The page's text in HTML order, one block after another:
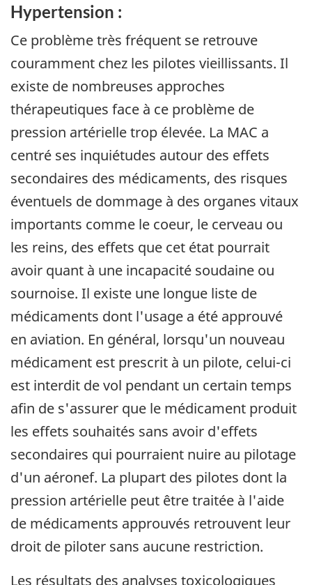
Hypertension :
Ce problème très fréquent se retrouve
couramment chez les pilotes vieillissants. Il
existe de nombreuses approches
thérapeutiques face à ce problème de
pression artérielle trop élevée. La MAC a
centré ses inquiétudes autour des effets
secondaires des médicaments, des risques
éventuels de dommage à des organes vitaux
importants comme le coeur, le cerveau ou
les reins, des effets que cet état pourrait
avoir quant à une incapacité soudaine ou
sournoise. Il existe une longue liste de
médicaments dont l'usage a été approuvé
en aviation. En général, lorsqu'un nouveau
médicament est prescrit à un pilote, celui-ci
est interdit de vol pendant un certain temps
afin de s'assurer que le médicament produit
les effets souhaités sans avoir d'effets
secondaires qui pourraient nuire au pilotage
d'un aéronef. La plupart des pilotes dont la
pression artérielle peut être traitée à l'aide
de médicaments approuvés retrouvent leur
droit de piloter sans aucune restriction.
Les résultats des analyses toxicologiques